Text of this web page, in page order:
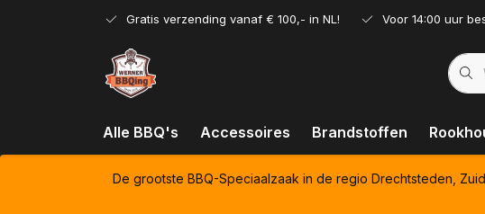
Gratis verzending vanaf € 100,- in NL! Voor 14:00 uur
Alle BBQ's Accessoires Brandstoffen
De grootste BBQ-Speciaalzaak in de regio Drechtsteden,